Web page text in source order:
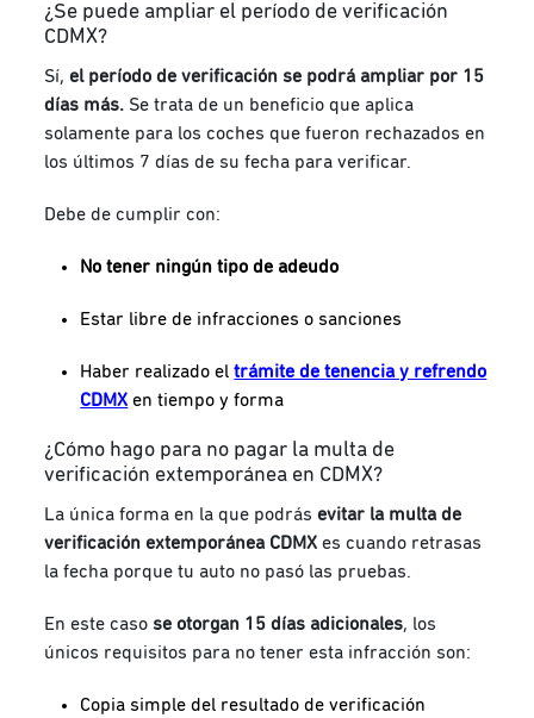
¿Se puede ampliar el período de verificación
CDMX?
Sí,el período de verificación se podrá ampliar por 15
días más. Se trata de un beneficio que aplica
solamente para los coches que fueron rechazados en
los últimos 7 días de su fecha para verificar.
Debe de cumplir con:
No tener ningún tipo de adeudo
Estar libre de infracciones o sanciones
Haber realizado el trámite de tenencia y refrendo
CDMX en tiempo y forma
¿Cómo hago para no pagar la multa de
verificación extemporánea en CDMX?
La única forma en la que podrás evitar la multa de
verificación extemporánea CDMX es cuando retrasas
la fecha porque tu auto no pasó las pruebas.
En este casose otorgan 15 días adicionales, los
únicos requisitos para no tener esta infracción son:
Copia simple del resultado de verificación